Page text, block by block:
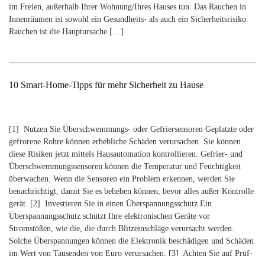
im Freien, außerhalb Ihrer Wohnung/Ihres Hauses tun. Das Rauchen in
Innenräumen ist sowohl ein Gesundheits- als auch ein Sicherheitsrisiko.
Rauchen ist die Hauptursache […]
10 Smart-Home-Tipps für mehr Sicherheit zu Hause
[1] Nutzen Sie Überschwemmungs- oder Gefriersensoren Geplatzte oder
gefrorene Rohre können erhebliche Schäden verursachen. Sie können
diese Risiken jetzt mittels Hausautomation kontrollieren. Gefrier- und
Überschwemmungssensoren können die Temperatur und Feuchtigkeit
überwachen. Wenn die Sensoren ein Problem erkennen, werden Sie
benachrichtigt, damit Sie es beheben können, bevor alles außer Kontrolle
gerät. [2] Investieren Sie in einen Überspannungsschutz Ein
Überspannungsschutz schützt Ihre elektronischen Geräte vor
Stromstößen, wie die, die durch Blitzeinschläge verursacht werden.
Solche Überspannungen können die Elektronik beschädigen und Schäden
im Wert von Tausenden von Euro verursachen. [3] Achten Sie auf Prüf-